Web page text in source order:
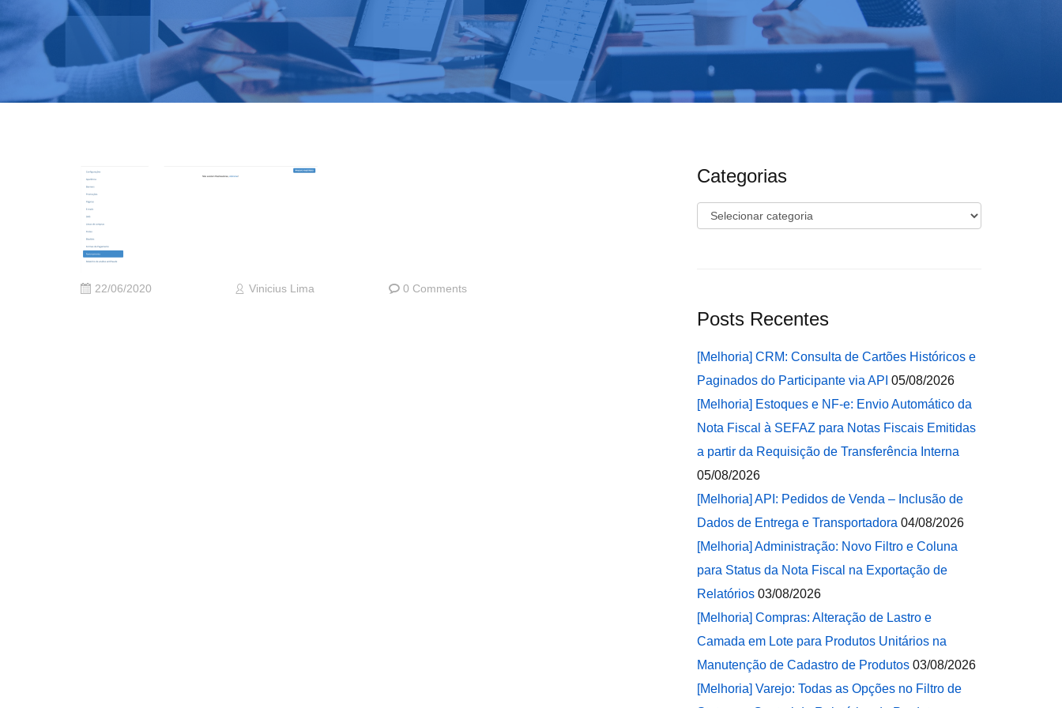
22/06/2020 Vinicius Lima 0 Comments
Categorias
Categorias
Posts Recentes
[Melhoria] CRM: Consulta de Cartões Históricos e
Paginados do Participante via API 05/08/2026
[Melhoria] Estoques e NF-e: Envio Automático da
Nota Fiscal à SEFAZ para Notas Fiscais Emitidas
a partir da Requisição de Transferência Interna
05/08/2026
[Melhoria] API: Pedidos de Venda – Inclusão de
Dados de Entrega e Transportadora 04/08/2026
[Melhoria] Administração: Novo Filtro e Coluna
para Status da Nota Fiscal na Exportação de
Relatórios 03/08/2026
[Melhoria] Compras: Alteração de Lastro e
Camada em Lote para Produtos Unitários na
Manutenção de Cadastro de Produtos 03/08/2026
[Melhoria] Varejo: Todas as Opções no Filtro de